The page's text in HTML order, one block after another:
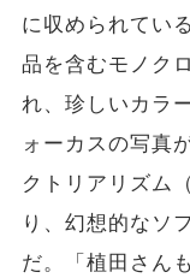
に収められてい
品を含むモノク
れ、珍しいカラ
ォーカスの写真
クトリアリズム
り、幻想的なソ
だ。「植田さん